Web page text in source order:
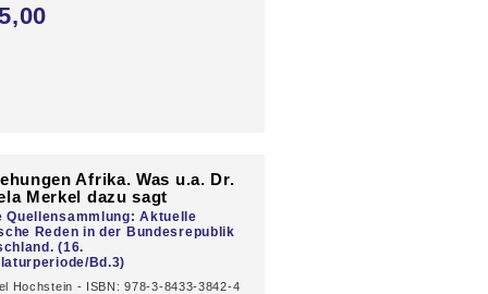
00
Afrika. Was u.a. Dr.
Merkel dazu sagt
Quellensammlung: Aktuelle
Reden in der Bundesrepublik
(16.
Bd.3)
Hochstein - ISBN: 978-3-8433-3842-4